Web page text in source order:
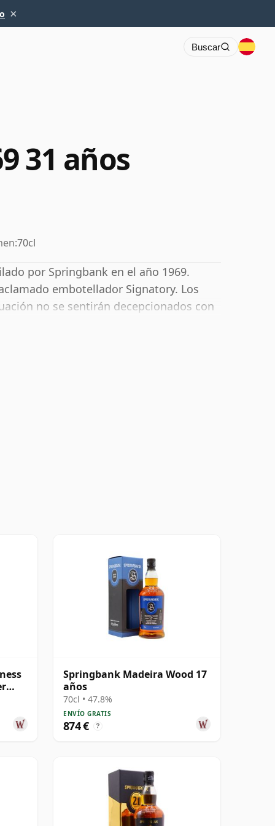
×
Buscar
31 años
70cl
por Springbank en el año 1969.
embotellador Signatory. Los
no se sentirán decepcionados con
Springbank Madeira Wood 17
años
70cl • 47.8%
ENVÍO GRATIS
874 € ?